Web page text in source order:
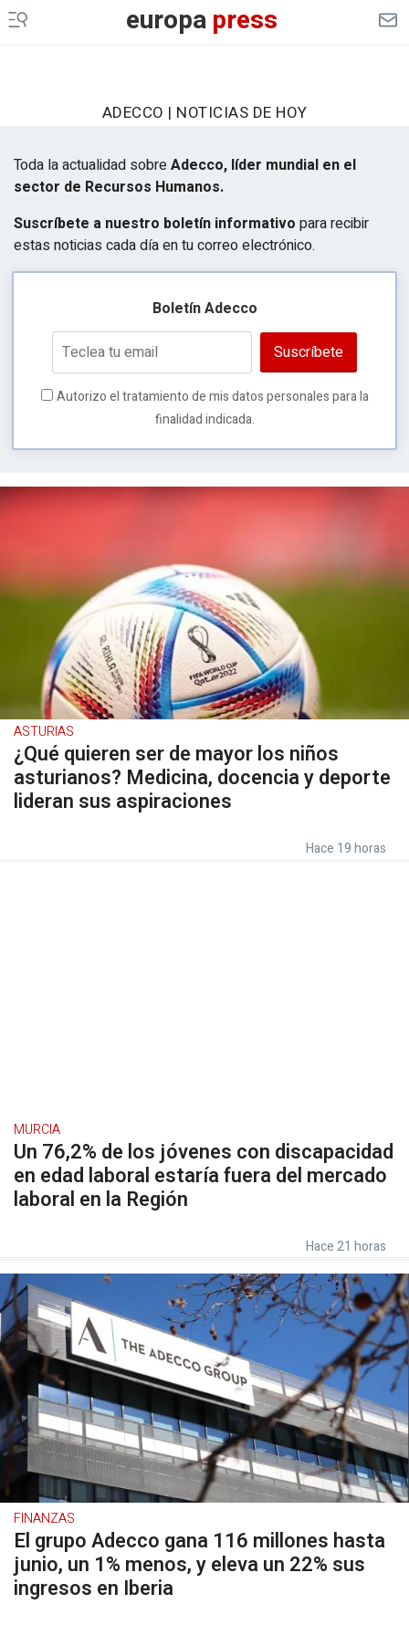
europapress
ADECCO | NOTICIAS DE HOY
Toda la actualidad sobreAdecco, líder mundial en el
sector de Recursos Humanos.
Suscríbete a nuestro boletín informativo para recibir
estas noticias cada día en tu correo electrónico.
Boletín Adecco
Suscríbete
Autorizo el tratamiento de mis datos personales para la
finalidad indicada.
ASTURIAS
¿Qué quieren ser de mayor los niños
asturianos? Medicina, docencia y deporte
lideran sus aspiraciones
Hace 19 horas
MURCIA
Un 76,2% de los jóvenes con discapacidad
en edad laboral estaría fuera del mercado
laboral en la Región
Hace 21 horas
FINANZAS
El grupo Adecco gana 116 millones hasta
junio, un 1% menos, y eleva un 22% sus
ingresos en Iberia